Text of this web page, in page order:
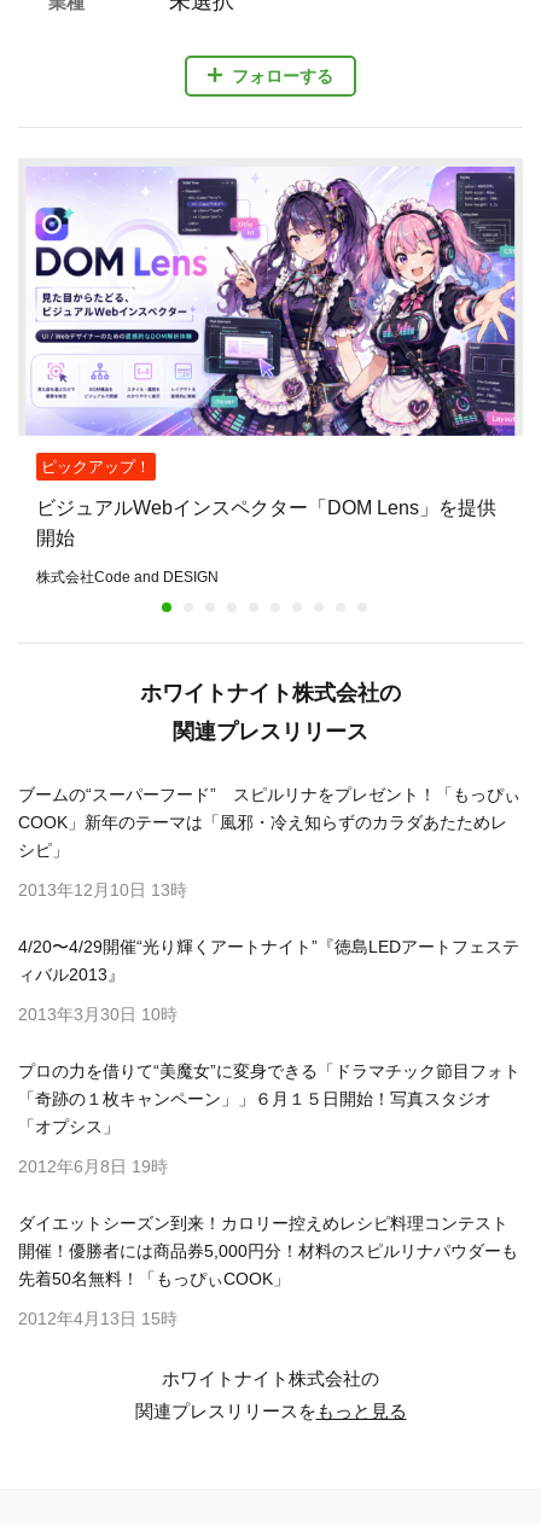
フォローする
ピックアップ！
ビジュアルWebインスペクター「DOM Lens」を提供
開始
株式会社Code and DESIGN
ホワイトナイト株式会社の
関連プレスリリース
ブームの“スーパーフード” スピルリナをプレゼント！「もっぴぃ
COOK」新年のテーマは「風邪・冷え知らずのカラダあたためレ
シピ」
2013年12月10日 13時
4/20〜4/29開催“光り輝くアートナイト”『徳島LEDアートフェステ
ィバル2013』
2013年3月30日 10時
プロの力を借りて“美魔女”に変身できる「ドラマチック節目フォト
「奇跡の１枚キャンペーン」」６月１５日開始！写真スタジオ
「オプシス」
2012年6月8日 19時
ダイエットシーズン到来！カロリー控えめレシピ料理コンテスト
開催！優勝者には商品券5,000円分！材料のスピルリナパウダーも
先着50名無料！「もっぴぃCOOK」
2012年4月13日 15時
ホワイトナイト株式会社の
関連プレスリリースをもっと見る